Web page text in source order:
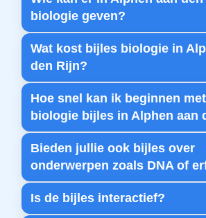
biologie geven?
Wat kost bijles biologie in
den Rijn?
Hoe snel kan ik beginnen
biologie bijles in Alphen aan
Bieden jullie ook bijles over
onderwerpen zoals DNA of
Is de bijles interactief?